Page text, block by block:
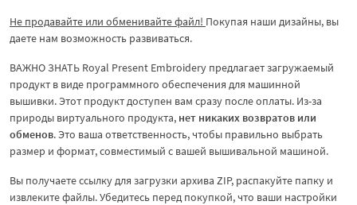
Не продавайте или обменивайте файл! Покупая наши дизайны, вы
даете нам возможность развиваться.
ВАЖНО ЗНАТЬ Royal Present Embroidery предлагает загружаемый
продукт в виде программного обеспечения для машинной
вышивки. Этот продукт доступен вам сразу после оплаты. Из-за
природы виртуального продукта, нет никаких возвратов или
обменов. Это ваша ответственность, чтобы правильно выбрать
размер и формат, совместимый с вашей вышивальной машиной.
Вы получаете ссылку для загрузки архива ZIP, распакуйте папку и
извлеките файлы. Убедитесь перед покупкой, что ваши настройки